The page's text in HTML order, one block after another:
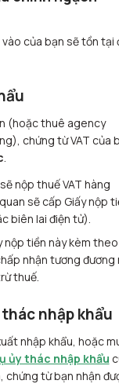
của bạn sẽ tồn tại
(hoặc thuê agency
chứng từ VAT của
.
nộp thuế VAT hàng
sẽ cấp Giấy nộp
biên lai điện tử).
nộp tiền này kèm
nhận tương đương
thuế.
nhập khẩu
nhập khẩu, hoặc
ủy thác nhập khẩu
chứng từ bạn nhận